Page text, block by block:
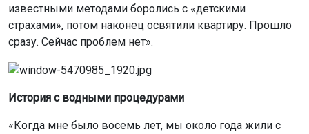
известными методами боролись с «детскими
страхами», потом наконец освятили квартиру. Прошло
сразу. Сейчас проблем нет».
История с водными процедурами
«Когда мне было восемь лет, мы около года жили с